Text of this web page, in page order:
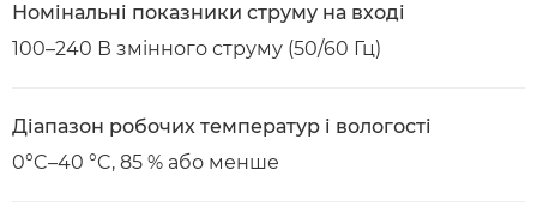
Номінальні показники струму на вході
100–240 В змінного струму (50/60 Гц)
Діапазон робочих температур і вологості
0°C–40 °C, 85 % або менше